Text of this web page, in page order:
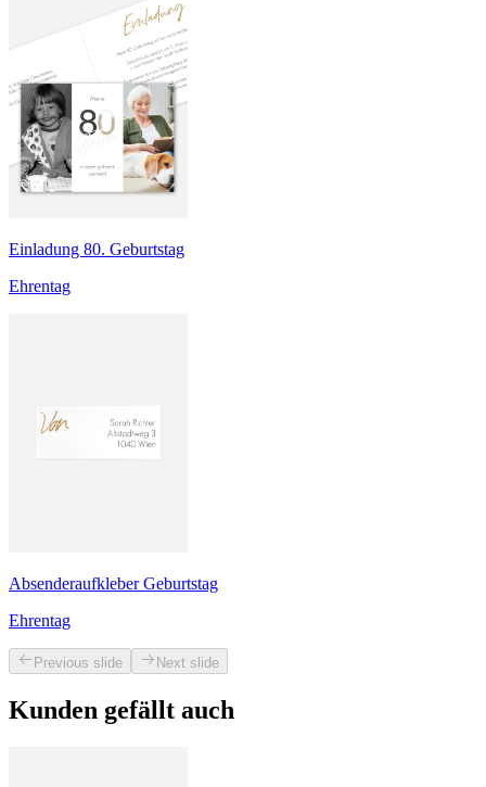
Einladung 80. Geburtstag
Ehrentag
Absenderaufkleber Geburtstag
Ehrentag
Previous slide Next slide
Kunden gefällt auch